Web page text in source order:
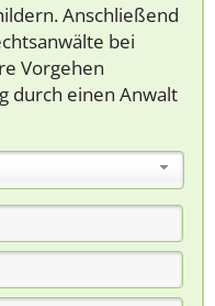
Anschließend
bei
Vorgehen
durch einen Anwalt